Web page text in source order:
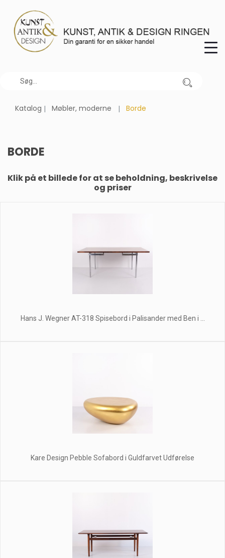
Katalog Møbler, moderne Borde
BORDE
Klik på et billede for at se beholdning, beskrivelse
og priser
Hans J. Wegner AT-318 Spisebord i Palisander med Ben i ...
Kare Design Pebble Sofabord i Guldfarvet Udførelse